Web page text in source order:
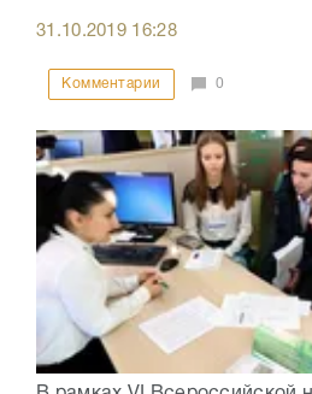
31.10.2019 16:28
Комментарии 0